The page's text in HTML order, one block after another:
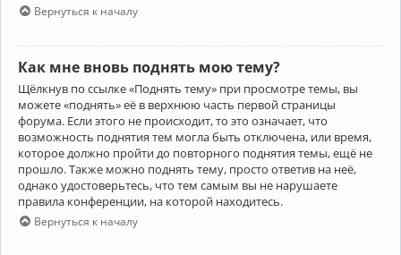
Вернуться к началу
Как мне вновь поднять мою тему?
Щёлкнув по ссылке «Поднять тему» при просмотре темы, вы
можете «поднять» её в верхнюю часть первой страницы
форума. Если этого не происходит, то это означает, что
возможность поднятия тем могла быть отключена, или время,
которое должно пройти до повторного поднятия темы, ещё не
прошло. Также можно поднять тему, просто ответив на неё,
однако удостоверьтесь, что тем самым вы не нарушаете
правила конференции, на которой находитесь.
Вернуться к началу